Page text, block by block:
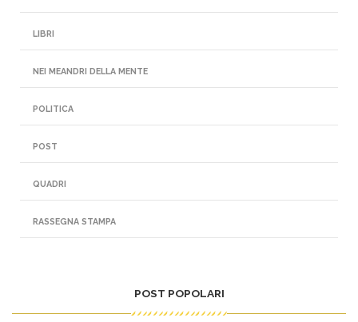
LIBRI
NEI MEANDRI DELLA MENTE
POLITICA
POST
QUADRI
RASSEGNA STAMPA
POST POPOLARI